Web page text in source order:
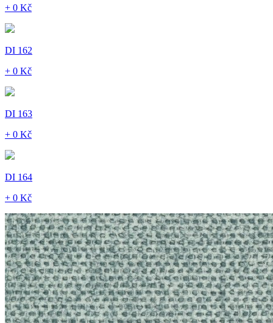
+ 0 Kč
DI 162
+ 0 Kč
DI 163
+ 0 Kč
DI 164
+ 0 Kč